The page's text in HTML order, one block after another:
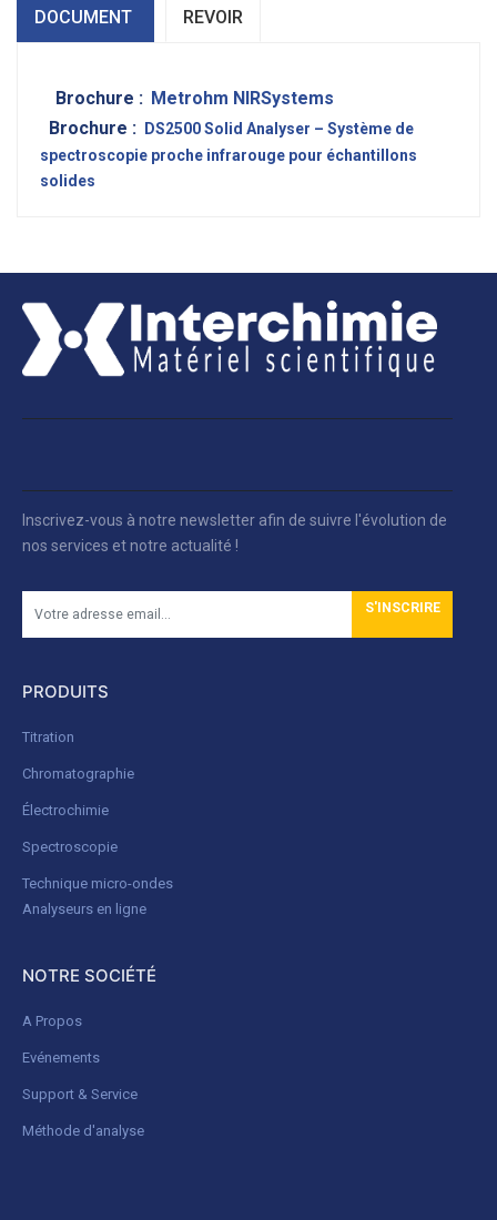
DOCUMENT REVOIR
Brochure : Metrohm NIRSystems
Brochure :
DS2500 Solid Analyser – Système de
spectroscopie proche infrarouge pour échantillons
solides
Inscrivez-vous à notre newsletter afin de suivre l'évolution de
nos services et notre actualité !
S'INSCRIRE
PRODUITS
Titration
Chromatographie
Électrochimie
Spectroscopie
Technique micro-ondes
Analyseurs en ligne
NOTRE SOCIÉTÉ
A Propos
Evénements
Support & Service
Méthode d'analyse